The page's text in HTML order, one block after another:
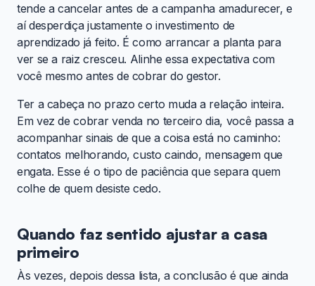
tende a cancelar antes de a campanha amadurecer, e
aí desperdiça justamente o investimento de
aprendizado já feito. É como arrancar a planta para
ver se a raiz cresceu. Alinhe essa expectativa com
você mesmo antes de cobrar do gestor.
Ter a cabeça no prazo certo muda a relação inteira.
Em vez de cobrar venda no terceiro dia, você passa a
acompanhar sinais de que a coisa está no caminho:
contatos melhorando, custo caindo, mensagem que
engata. Esse é o tipo de paciência que separa quem
colhe de quem desiste cedo.
Quando faz sentido ajustar a casa
primeiro
Às vezes, depois dessa lista, a conclusão é que ainda